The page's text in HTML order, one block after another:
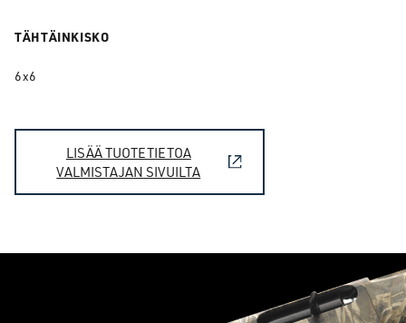
TÄHTÄINKISKO
6x6
LISÄÄ TUOTETIETOA
VALMISTAJAN SIVUILTA